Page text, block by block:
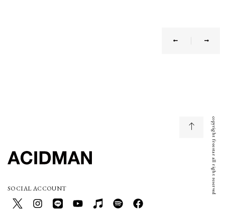
SOCIAL ACCOUNT copyright freestar all right reserved